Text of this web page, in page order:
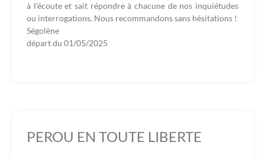
à l'écoute et sait répondre à chacune de nos inquiétudes
ou interrogations. Nous recommandons sans hésitations !
Ségolène
départ du 01/05/2025
PEROU EN TOUTE LIBERTE